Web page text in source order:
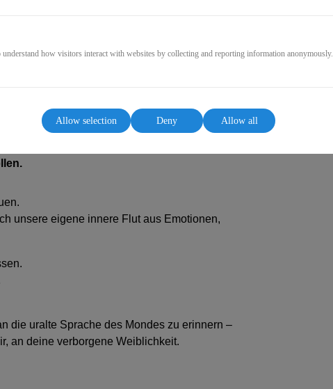
der Mondin wieder verstehen und
unsere eigene innere Flut aus Emotionen,
die uralte Sprache des Mondes zu erinnern –
an deine verborgene Weiblichkeit.
how visitors interact with websites by collecting and reporting information anonymously.
Allow selection Deny Allow all